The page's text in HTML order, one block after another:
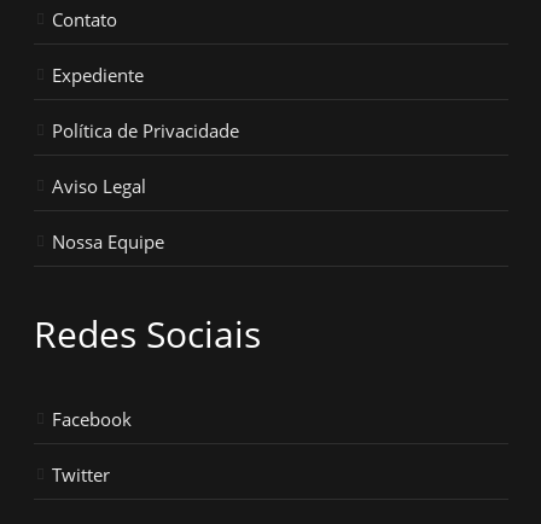
Contato
Expediente
Política de Privacidade
Aviso Legal
Nossa Equipe
Redes Sociais
Facebook
Twitter